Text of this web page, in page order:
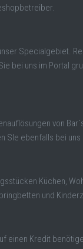
Specialgebiet.
bei uns im Portal
von
SIe ebenfalls bei uns
Küchen,
und
einen Kredit